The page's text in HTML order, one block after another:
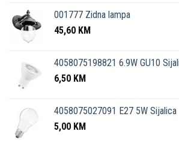
001777 Zidna lampa
45,60 KM
4058075198821 6.9W GU10
6,50 KM
4058075027091 E27 5W Sijalica
5,00 KM